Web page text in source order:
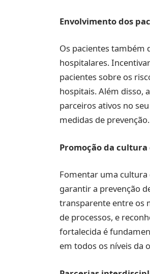
Envolvimento dos
Os pacientes também
hospitalares.
pacientes sobre os
hospitais. Além disso,
parceiros ativos no
medidas de prevenção.
Promoção da
Fomentar uma cultura
garantir a prevenção
transparente entre os
de processos, e
fortalecida é
em todos os níveis da